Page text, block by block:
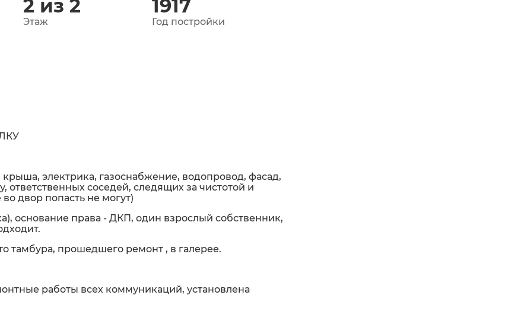
2 из 2
Этаж
1917
Год постройки
электрика, газоснабжение, водопровод, фасад,
ответственных соседей, следящих за чистотой и
двор попасть не могут)
основание права - ДКП, один взрослый собственник,
тамбура, прошедшего ремонт , в галерее.
работы всех коммуникаций, установлена